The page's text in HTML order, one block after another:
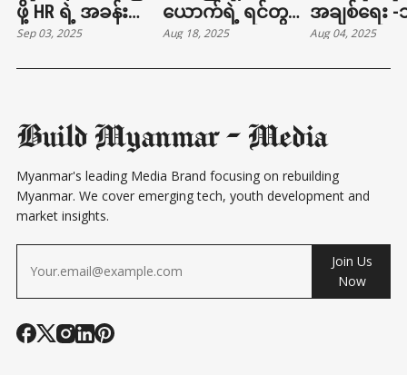
ဖို့ HR ရဲ့ အခန်း
ကဏ္ဍ | TOETAT
PODCAST EPISODE
Sep 03, 2025
ယောက်ရဲ့ ရင်တွင်း
စကား | TOETAT
PODCAST EPISODE
Aug 18, 2025
အချစ်ရေး
ဆို
Aug 04, 2025
Build Myanmar - Media
Myanmar's leading Media Brand focusing on rebuilding
Myanmar. We cover emerging tech, youth development and
market insights.
Join Us
Now